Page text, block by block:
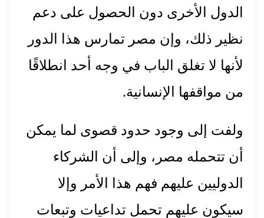
الدول الأخرى دون الحصول على دعم
نظير ذلك، وإن مصر تمارس هذا الدور
لأنها لا تغلق الباب في وجه أحد انطلاقًا
من مواقفها الإنسانية.
ولفت إلى وجود حدود قصوى لما يمكن
أن تتحمله مصر، وإلى أن الشركاء
الدوليين عليهم فهم هذا الأمر وإلا
سيكون عليهم تحمل تداعيات وتبعات